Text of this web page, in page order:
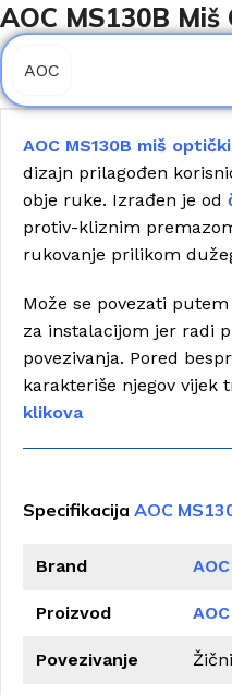
AOC MS130B
AOC
AOC MS130B miš
dizajn prilagođen
obje ruke. Izrađen je od
protiv-kliznim
rukovanje prilikom
Može se povezati
za instalacijom jer radi
povezivanja. Pored
karakteriše njegov vijek
klikova
Specifikacija AOC
Brand AOC
Proizvod
Povezivanje